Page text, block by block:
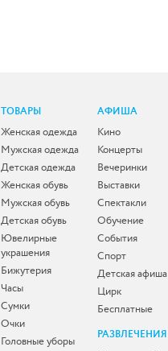
ТОВАРЫ
Женская одежда
Мужская одежда
Детская одежда
Женская обувь
Мужская обувь
Детская обувь
Ювелирные
украшения
Бижутерия
Часы
Сумки
Очки
Головные уборы
АФИША
Кино
Концерты
Вечеринки
Выставки
Спектакли
Обучение
События
Спорт
Детская афиша
Цирк
Бесплатные
РАЗВЛЕЧЕНИЯ